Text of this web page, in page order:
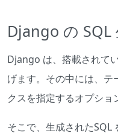
Django の SQL
Django は、搭載されて
げます。その中には、テ
クスを指定するオプショ
そこで、生成されたSQL